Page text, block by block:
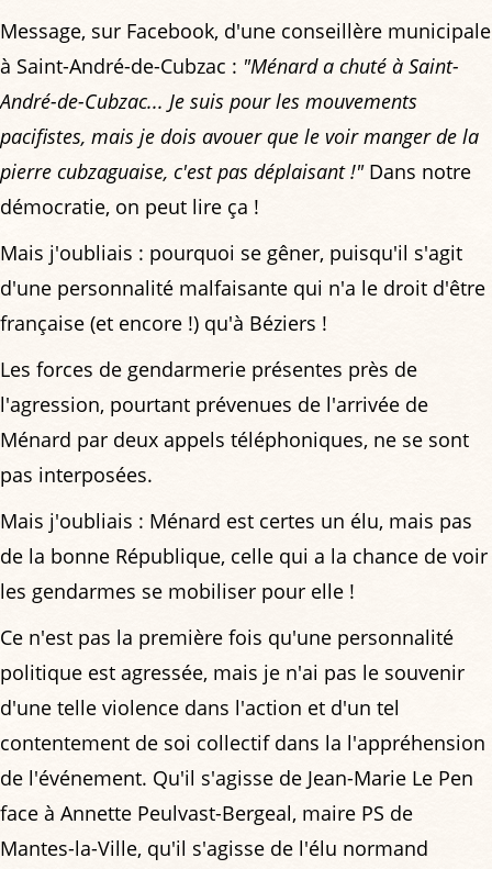
Message, sur Facebook, d'une conseillère municipale
à Saint-André-de-Cubzac : "Ménard a chuté à Saint-
André-de-Cubzac... Je suis pour les mouvements
pacifistes, mais je dois avouer que le voir manger de la
pierre cubzaguaise, c'est pas déplaisant !"Dans notre
démocratie, on peut lire ça !
Mais j'oubliais : pourquoi se gêner, puisqu'il s'agit
d'une personnalité malfaisante qui n'a le droit d'être
française (et encore !) qu'à Béziers !
Les forces de gendarmerie présentes près de
l'agression, pourtant prévenues de l'arrivée de
Ménard par deux appels téléphoniques, ne se sont
pas interposées.
Mais j'oubliais : Ménard est certes un élu, mais pas
de la bonne République, celle qui a la chance de voir
les gendarmes se mobiliser pour elle !
Ce n'est pas la première fois qu'une personnalité
politique est agressée, mais je n'ai pas le souvenir
d'une telle violence dans l'action et d'un tel
contentement de soi collectif dans la l'appréhension
de l'événement. Qu'il s'agisse de Jean-Marie Le Pen
face à Annette Peulvast-Bergeal, maire PS de
Mantes-la-Ville, qu'il s'agisse de l'élu normand